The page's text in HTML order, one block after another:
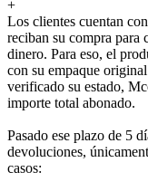
+
Los clientes cuentan
reciban su compra para
dinero. Para eso, el
con su empaque
verificado su estado,
importe total abonado.
Pasado ese plazo de 5
devoluciones,
casos: